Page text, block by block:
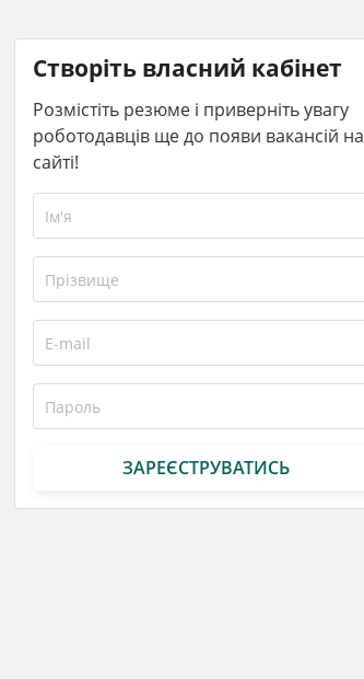
Створіть власний кабінет
Розмістіть резюме і приверніть увагу
роботодавців ще до появи вакансій на
сайті!
ЗАРЕЄСТРУВАТИСЬ